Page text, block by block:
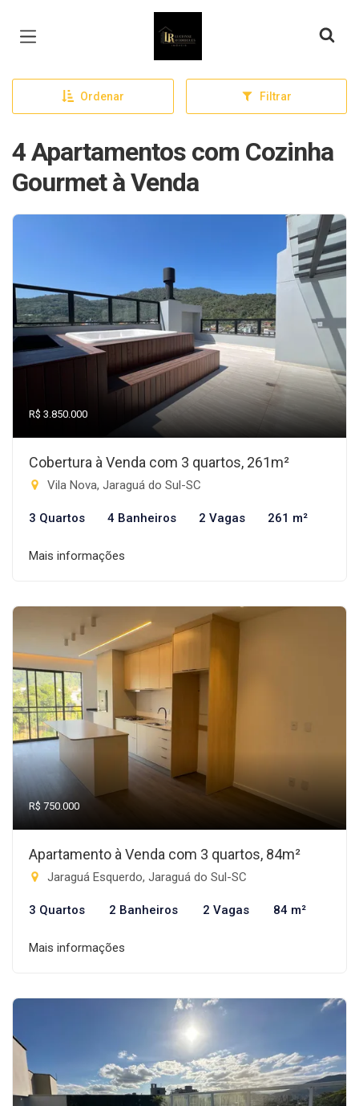
Página inicial
Ordenar Filtrar
4 Apartamentos com Cozinha
Gourmet à Venda
R$ 3.850.000
Cobertura à Venda com 3 quartos, 261m²
Vila Nova, Jaraguá do Sul-SC
3 Quartos 4 Banheiros 2 Vagas 261 m²
Mais informações
R$ 750.000
Apartamento à Venda com 3 quartos, 84m²
Jaraguá Esquerdo, Jaraguá do Sul-SC
3 Quartos 2 Banheiros 2 Vagas 84 m²
Mais informações